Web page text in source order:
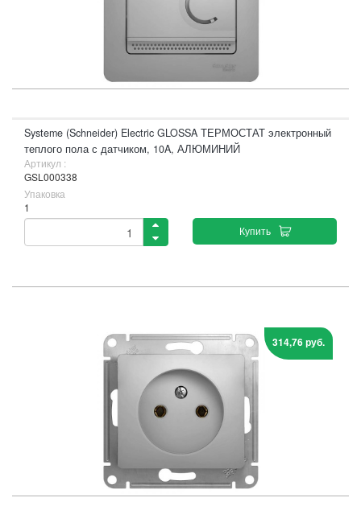
Systeme (Schneider) Electric GLOSSA ТЕРМОСТАТ электронный
теплого пола с датчиком, 10A, АЛЮМИНИЙ
Артикул :
GSL000338
Упаковка
1
Купить
314,76 руб.